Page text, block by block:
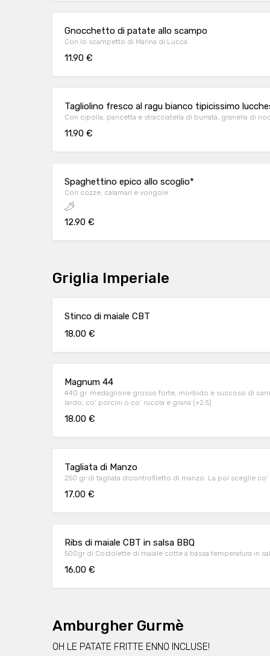
Gnocchetto di patate allo scampo
Con lo scampetto di Marina di Lucca
11.90 €
Tagliolino fresco al ragu bianco tipicissimo
Con cipolla, pancetta e stracciatella di burrata, granella di
11.90 €
Spaghettino epico allo scoglio*
Con cozze, calamari e vongole
12.90 €
Griglia Imperiale
Stinco di maiale CBT
18.00 €
Magnum 44
440 gr. medaglione grosso forte, morbido e succoso di
lardo, co’ porcini o co’ rucola e grana (+2,5)
18.00 €
Tagliata di Manzo
250 gr di tagliata dicontrofiletto di manzo. La poi sceglie co’
17.00 €
Ribs di maiale CBT in salsa BBQ
500gr di Costolette di maiale cotte a bassa temperatura in
16.00 €
Amburgher Gurmè
OH LE PATATE FRITTE ENNO INCLUSE!